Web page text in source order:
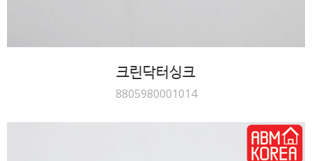
크린닥터싱크
8805980001014